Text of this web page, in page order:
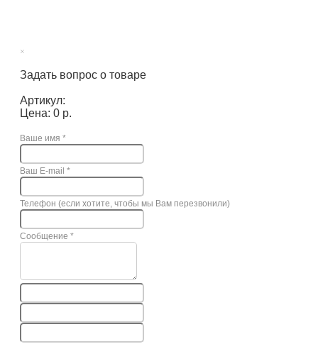
×
Задать вопрос о товаре
Артикул:
Цена: 0 р.
Ваше имя *
Ваш E-mail *
Телефон (если хотите, чтобы мы Вам перезвонили)
Сообщение *